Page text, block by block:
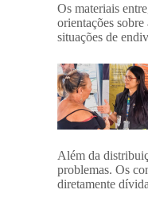
Os materiais
orientações
situações de
Além da
problemas. Os
diretamente